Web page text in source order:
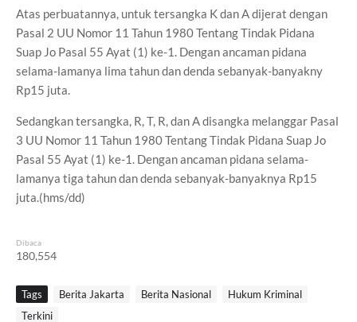
Atas perbuatannya, untuk tersangka K dan A dijerat dengan
Pasal 2 UU Nomor 11 Tahun 1980 Tentang Tindak Pidana
Suap Jo Pasal 55 Ayat (1) ke-1. Dengan ancaman pidana
selama-lamanya lima tahun dan denda sebanyak-banyakny
Rp15 juta.
Sedangkan tersangka, R, T, R, dan A disangka melanggar Pasal
3 UU Nomor 11 Tahun 1980 Tentang Tindak Pidana Suap Jo
Pasal 55 Ayat (1) ke-1. Dengan ancaman pidana selama-
lamanya tiga tahun dan denda sebanyak-banyaknya Rp15
juta.(hms/dd)
Dibaca
180,554
Tags Berita Jakarta Berita Nasional
Hukum Kriminal
Terkini